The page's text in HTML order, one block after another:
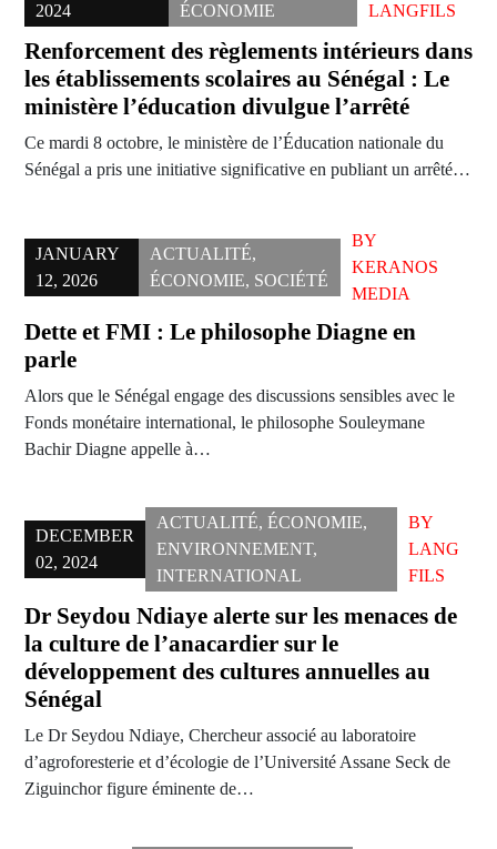
2024
ÉCONOMIE
LANGFILS
Renforcement des règlements intérieurs dans
les établissements scolaires au Sénégal : Le
ministère l’éducation divulgue l’arrêté
Ce mardi 8 octobre, le ministère de l’Éducation nationale du
Sénégal a pris une initiative significative en publiant un arrêté…
JANUARY
12, 2026
ACTUALITÉ,
ÉCONOMIE, SOCIÉTÉ
BY
KERANOS
MEDIA
Dette et FMI : Le philosophe Diagne en
parle
Alors que le Sénégal engage des discussions sensibles avec le
Fonds monétaire international, le philosophe Souleymane
Bachir Diagne appelle à…
DECEMBER
02, 2024
ACTUALITÉ, ÉCONOMIE,
ENVIRONNEMENT,
INTERNATIONAL
BY
LANG
FILS
Dr Seydou Ndiaye alerte sur les menaces de
la culture de l’anacardier sur le
développement des cultures annuelles au
Sénégal
Le Dr Seydou Ndiaye, Chercheur associé au laboratoire
d’agroforesterie et d’écologie de l’Université Assane Seck de
Ziguinchor figure éminente de…